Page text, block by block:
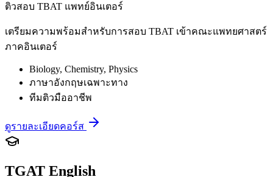
ติวสอบ TBAT แพทย์อินเตอร์
เตรียมความพร้อมสำหรับการสอบ TBAT เข้าคณะแพทยศาสตร์
ภาคอินเตอร์
Biology, Chemistry, Physics
ภาษาอังกฤษเฉพาะทาง
ทีมติวมืออาชีพ
ดูรายละเอียดคอร์ส
TGAT English